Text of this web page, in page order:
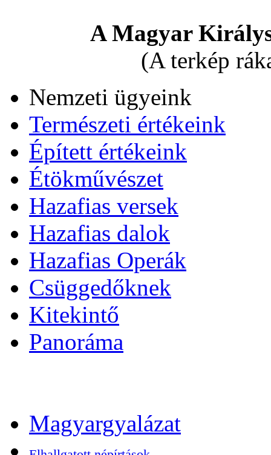
A Magyar
(A terkép
Nemzeti ügyeink
Természeti értékeink
Épített értékeink
Étökművészet
Hazafias versek
Hazafias dalok
Hazafias Operák
Csüggedőknek
Kitekintő
Panoráma
Magyargyalázat